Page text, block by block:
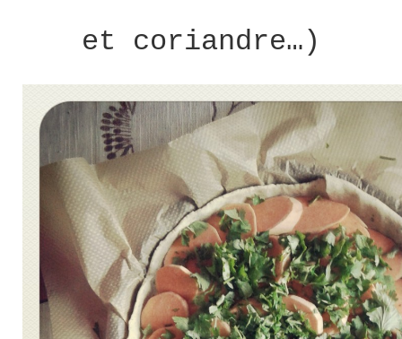
et coriandre…)